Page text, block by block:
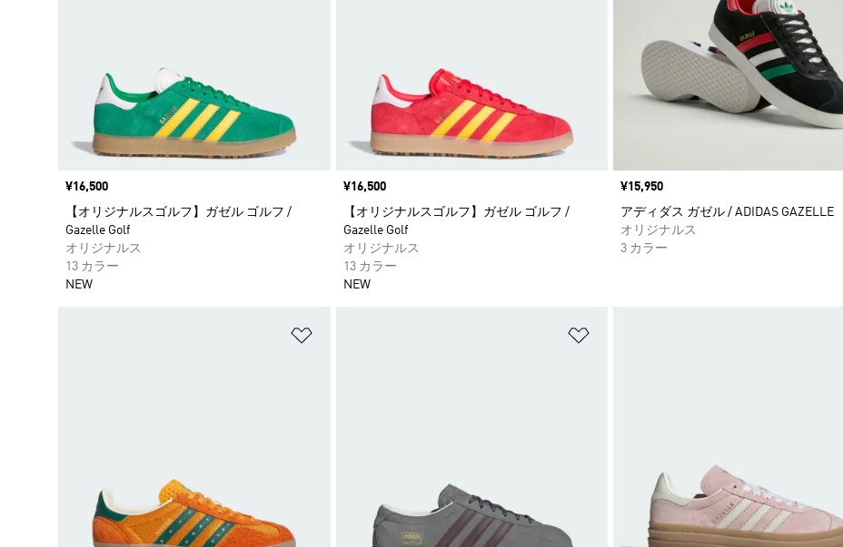
価格
¥16,500
【オリジナルスゴルフ】ガゼル ゴルフ /
Gazelle Golf
オリジナルス
13 カラー
NEW
価格
¥16,500
【オリジナルスゴルフ】ガゼル ゴルフ /
Gazelle Golf
オリジナルス
13 カラー
NEW
価格
¥15,950
アディダス ガゼル / ADIDAS GAZELLE
オリジナルス
3 カラー